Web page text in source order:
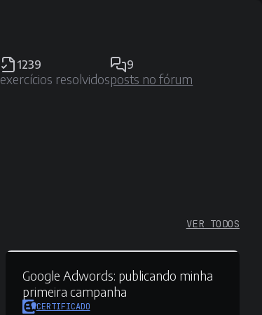
1239
exercícios resolvidos
9
posts no fórum
VER TODOS
Google Adwords: publicando minha
primeira campanha
CERTIFICADO